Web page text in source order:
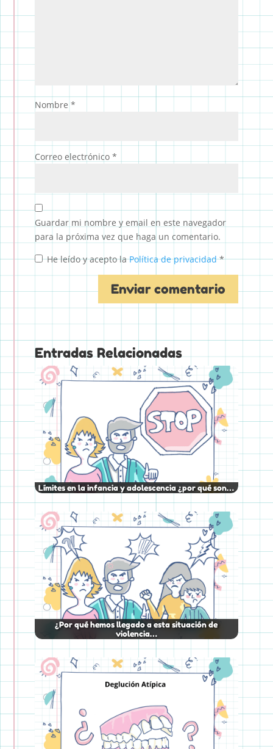
Nombre *
Correo electrónico *
Guardar mi nombre y email en este navegador
para la próxima vez que haga un comentario.
He leído y acepto laPolítica de privacidad*
Entradas Relacionadas
Límites en la infancia y adolescencia ¿por qué son…
¿Por qué hemos llegado a esta situación de
violencia…